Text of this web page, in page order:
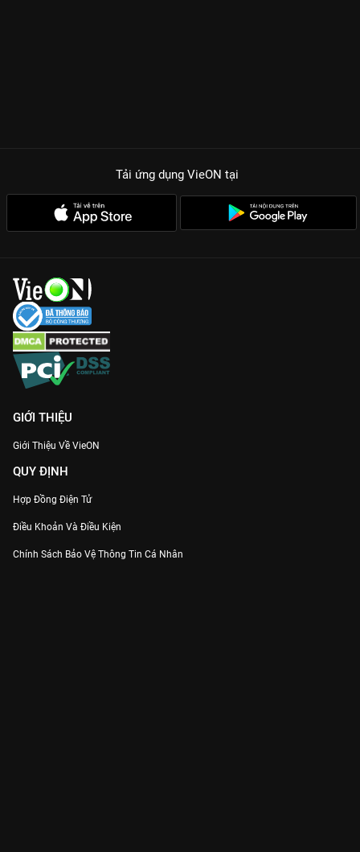
Tải ứng dụng VieON tại
GIỚI THIỆU
Giới Thiệu Về VieON
QUY ĐỊNH
Hợp Đồng Điện Tử
Điều Khoản Và Điều Kiện
Chính Sách Bảo Vệ Thông Tin Cá Nhân